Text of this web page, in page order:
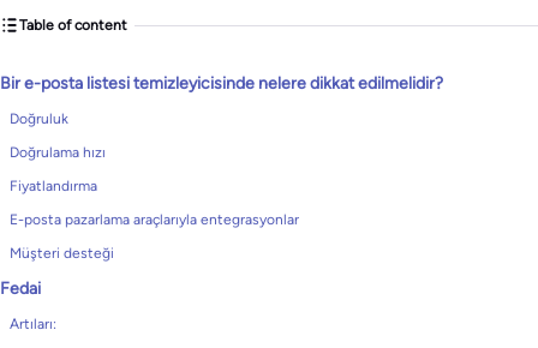
Table of content
Bir e-posta listesi temizleyicisinde nelere dikkat edilmelidir?
Doğruluk
Doğrulama hızı
Fiyatlandırma
E-posta pazarlama araçlarıyla entegrasyonlar
Müşteri desteği
Fedai
Artıları: